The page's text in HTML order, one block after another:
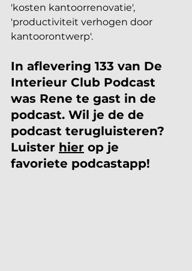
'kosten kantoorrenovatie',
'productiviteit verhogen door
kantoorontwerp'.
In aflevering 133 van De
Interieur Club Podcast
was Rene te gast in de
podcast. Wil je de de
podcast terugluisteren?
Luister hier op je
favoriete podcastapp!